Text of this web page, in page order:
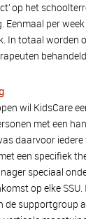
op het
per week
totaal worden
wil KidsCare
met een
daarvoor iedere
een specifiek
speciaal
op elke
de supportgroup